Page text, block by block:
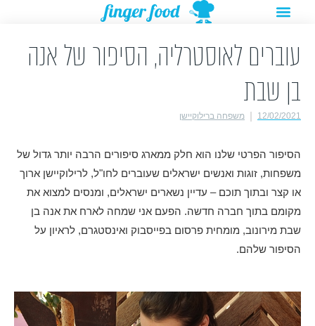
תפריט
עוברים לאוסטרליה, הסיפור של אנה
בן שבת
12/02/2021 משפחה ברילוקיישן
הסיפור הפרטי שלנו הוא חלק ממארג סיפורים הרבה יותר גדול של
משפחות, זוגות ואנשים ישראלים שעוברים לחו"ל, לרילוקיישן ארוך
או קצר ובתוך תוכם – עדיין נשארים ישראלים, ומנסים למצוא את
מקומם בתוך חברה חדשה. הפעם אני שמחה לארח את אנה בן
שבת מירונוב, מומחית פרסום בפייסבוק ואינסטגרם, לראיון על
הסיפור שלהם.